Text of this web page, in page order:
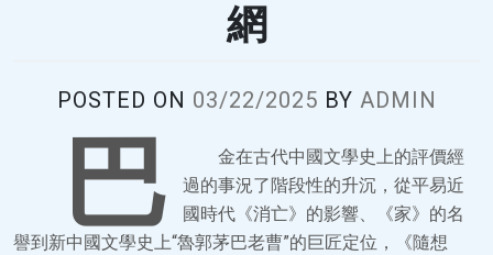
網
POSTED ON 03/22/2025 BY ADMIN
巴
金在古代中國文學史上的評價經
過的事況了階段性的升沉，從平易近
國時代《消亡》的影響、《家》的名
譽到新中國文學史上“魯郭茅巴老曹”的巨匠定位，《隨想